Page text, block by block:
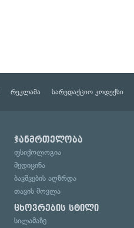
რეკლამა სარედაქციო კოდექსი
ჯანმრთელობა
ფსიქოლოგია
მედიცინა
ბავშვების აღზრდა
თავის მოვლა
ცხოვრების სტილი
სილამაზე